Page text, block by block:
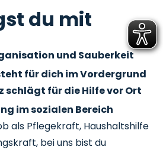
du mit
und Sauberkeit
für dich im Vordergrund
schlägt für die Hilfe vor Ort
im sozialen Bereich
als Pflegekraft, Haushaltshilfe
bei uns bist du